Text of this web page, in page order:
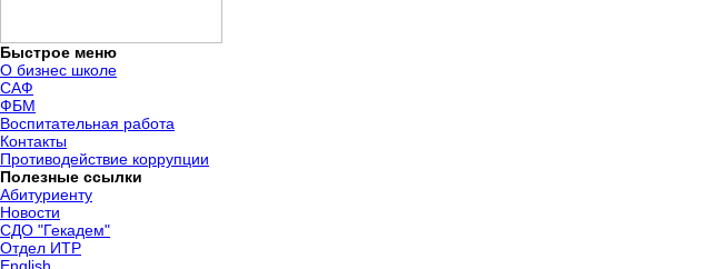
Быстрое меню
О бизнес школе
САФ
ФБМ
Воспитательная работа
Контакты
Противодействие коррупции
Полезные ссылки
Абитуриенту
Новости
СДО "Гекадем"
Отдел ИТР